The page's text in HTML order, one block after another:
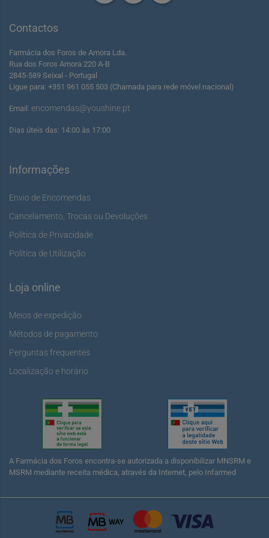
Contactos
Farmácia dos Foros de Amora Lda.
Rua dos Foros Amora 220 A-B
2845-589 Seixal - Portugal
Ligue para: +351 961 055 503 (Chamada para rede móvel nacional)
Email: encomendas@youshine.pt
Dias úteis das: 14:00 às 17:00
Informações
Envio de Encomendas
Cancelamento, Trocas ou Devoluções
Política de Privacidade
Política de Utilização
Loja online
Meios de expedição
Métodos de pagamento
Perguntas frequentes
Localização e horário
A Farmácia dos Foros encontra-se autorizada a disponibilizar MNSRM e
MSRM mediante receita médica, através da Internet, pelo Infarmed